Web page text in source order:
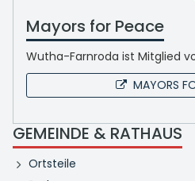
Mayors for Peace
Wutha-Farnroda ist Mitglied
MAYORS
GEMEINDE & RATHAUS
Ortsteile